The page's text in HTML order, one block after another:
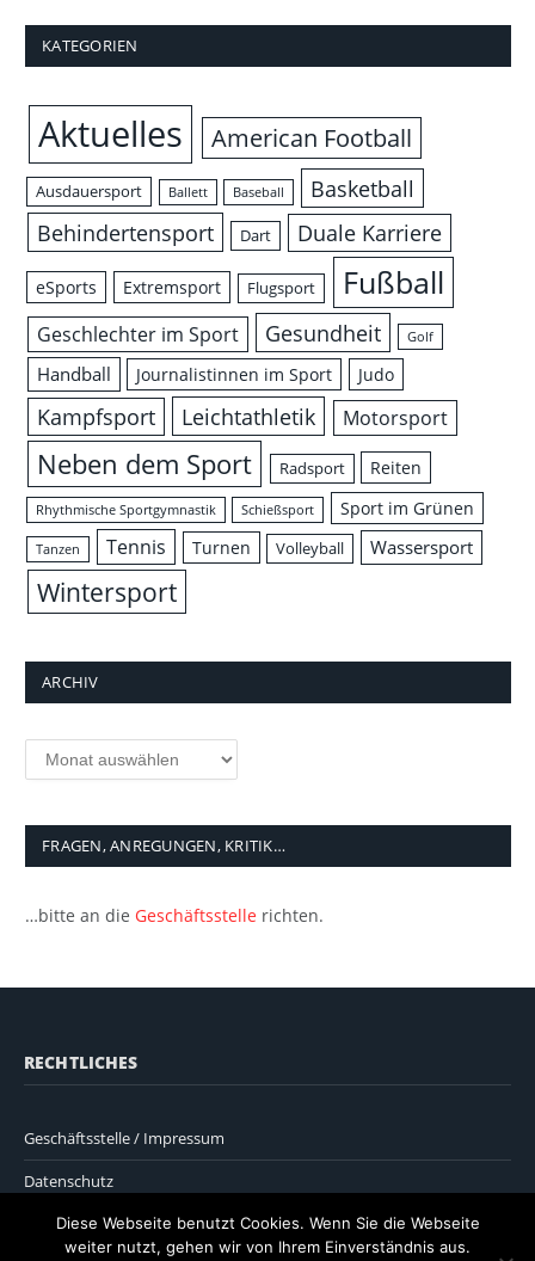
KATEGORIEN
Aktuelles American Football
Ausdauersport Ballett Baseball
Basketball
Behindertensport
Dart Duale Karriere
eSports Extremsport Flugsport Fußball
Geschlechter im Sport Gesundheit Golf
Handball Journalistinnen im Sport Judo
Kampfsport Leichtathletik Motorsport
Neben dem Sport Radsport Reiten
Rhythmische Sportgymnastik Schießsport Sport im Grünen
Tanzen Tennis Turnen Volleyball Wassersport
Wintersport
ARCHIV
Archiv
FRAGEN, ANREGUNGEN, KRITIK…
…bitte an die Geschäftsstelle richten.
RECHTLICHES
Geschäftsstelle / Impressum
Datenschutz
Diese Webseite benutzt Cookies. Wenn Sie die Webseite
weiter nutzt, gehen wir von Ihrem Einverständnis aus.